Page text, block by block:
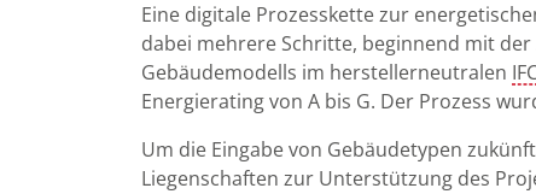
Eine digitale Prozesskette zur
dabei mehrere Schritte, beginnend mit
Gebäudemodells im herstellerneutralen
Energierating von A bis G. Der Prozess
Um die Eingabe von Gebäudetypen
Liegenschaften zur Unterstützung des